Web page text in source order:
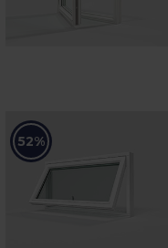
52%